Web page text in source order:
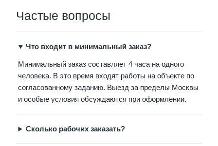
Частые вопросы
Что входит в минимальный заказ?
Минимальный заказ составляет 4 часа на одного
человека. В это время входят работы на объекте по
согласованному заданию. Выезд за пределы Москвы
и особые условия обсуждаются при оформлении.
Сколько рабочих заказать?